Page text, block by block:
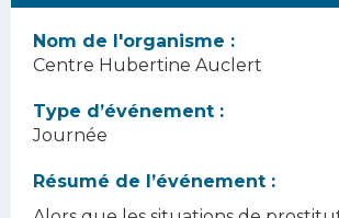
Nom de l'organisme :
Centre Hubertine Auclert
Type d’événement :
Journée
Résumé de l’événement :